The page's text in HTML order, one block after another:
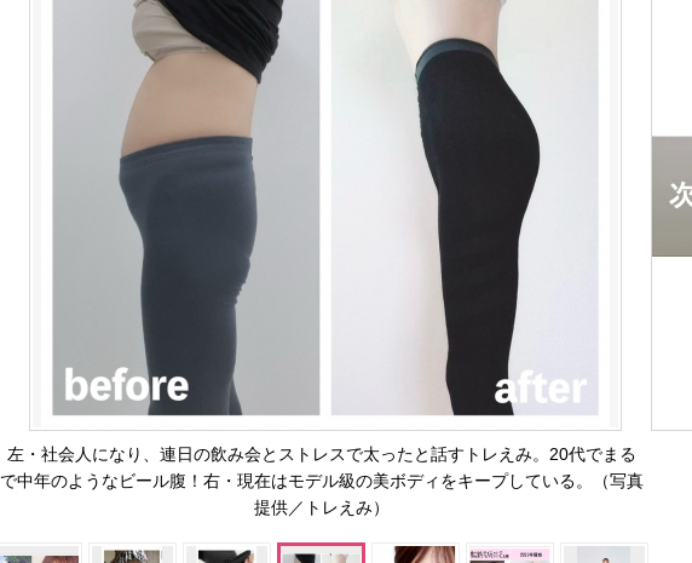
左・社会人になり、連日の飲み会とストレスで太ったと話すトレえみ。20代でまる
で中年のようなビール腹！右・現在はモデル級の美ボディをキープしている。（写真
提供／トレえみ）